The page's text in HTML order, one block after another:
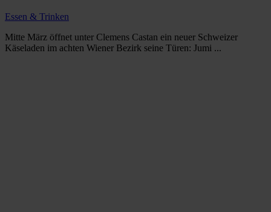
Essen & Trinken
Mitte März öffnet unter Clemens Castan ein neuer Schweizer
Käseladen im achten Wiener Bezirk seine Türen: Jumi ...